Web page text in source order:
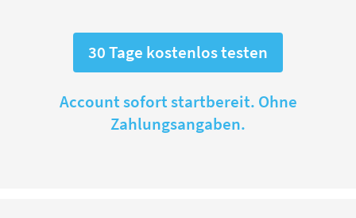
30 Tage kostenlos testen
Account sofort startbereit. Ohne
Zahlungsangaben.